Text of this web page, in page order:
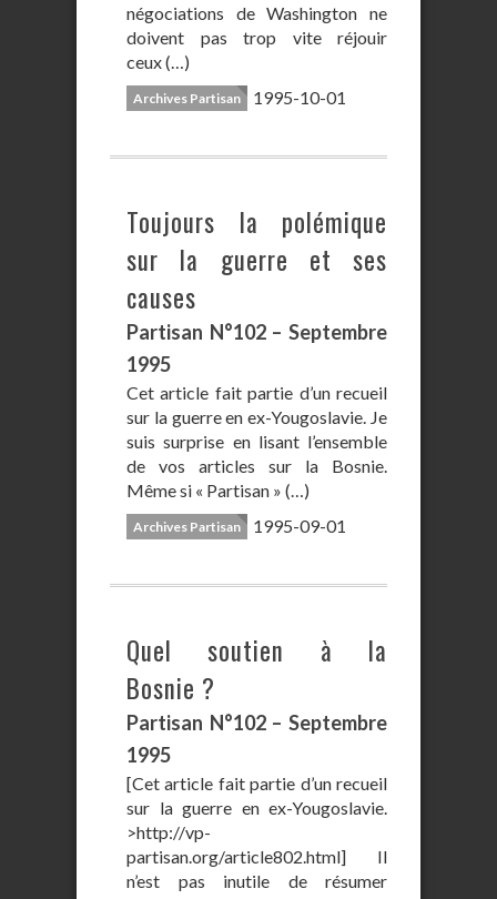
négociations de Washington ne
doivent pas trop vite réjouir
ceux (…)
Archives Partisan 1995-10-01
Toujours la polémique
sur la guerre et ses
causes
Partisan N°102 – Septembre
1995
Cet article fait partie d’un recueil
sur la guerre en ex-Yougoslavie. Je
suis surprise en lisant l’ensemble
de vos articles sur la Bosnie.
Même si « Partisan » (…)
Archives Partisan 1995-09-01
Quel soutien à la
Bosnie ?
Partisan N°102 – Septembre
1995
[Cet article fait partie d’un recueil
sur la guerre en ex-Yougoslavie.
>http://vp-
partisan.org/article802.html] Il
n’est pas inutile de résumer